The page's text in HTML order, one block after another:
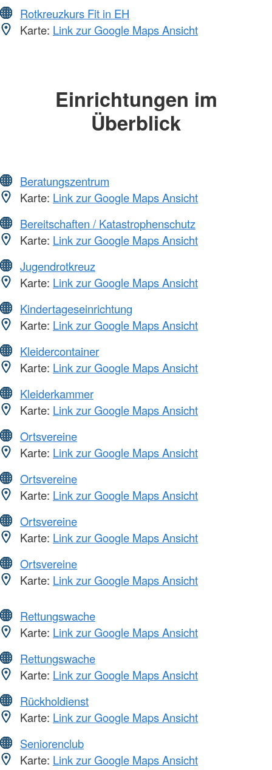
Rotkreuzkurs Fit in EH
Karte: Link zur Google Maps Ansicht
Einrichtungen im
Überblick
Beratungszentrum
Karte: Link zur Google Maps Ansicht
Bereitschaften / Katastrophenschutz
Karte: Link zur Google Maps Ansicht
Jugendrotkreuz
Karte: Link zur Google Maps Ansicht
Kindertageseinrichtung
Karte: Link zur Google Maps Ansicht
Kleidercontainer
Karte: Link zur Google Maps Ansicht
Kleiderkammer
Karte: Link zur Google Maps Ansicht
Ortsvereine
Karte: Link zur Google Maps Ansicht
Ortsvereine
Karte: Link zur Google Maps Ansicht
Ortsvereine
Karte: Link zur Google Maps Ansicht
Ortsvereine
Karte: Link zur Google Maps Ansicht
Rettungswache
Karte: Link zur Google Maps Ansicht
Rettungswache
Karte: Link zur Google Maps Ansicht
Rückholdienst
Karte: Link zur Google Maps Ansicht
Seniorenclub
Karte: Link zur Google Maps Ansicht